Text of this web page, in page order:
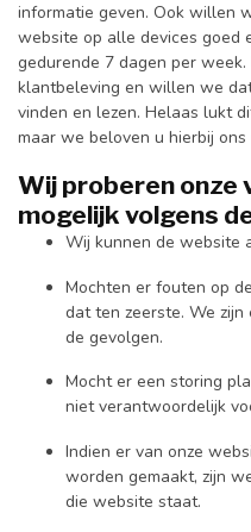
informatie geven. Ook willen
website op alle devices goed
gedurende 7 dagen per
klantbeleving en willen we
vinden en lezen. Helaas lukt
maar we beloven u hierbij
Wij proberen onze
mogelijk volgens
Wij kunnen de website
Mochten er fouten op
dat ten zeerste. We
de gevolgen.
Mocht er een storing
niet verantwoordelijk
Indien er van onze
worden gemaakt, zijn
die website staat.